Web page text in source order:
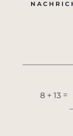
8 + 13 =